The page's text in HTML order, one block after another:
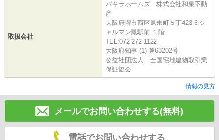
取扱会社
パキラホームズ 株式会社和泉不動
産
大阪府堺市西区鳳東町５丁423-6 シ
ャルマン鳳駅前 １階
TEL:072-272-1122
大阪府知事 (1) 第63202号
公益社団法人 全国宅地建物取引業
保証協会
情報の見方
メールでお問い合わせする(無料)
電話でお問い合わせする